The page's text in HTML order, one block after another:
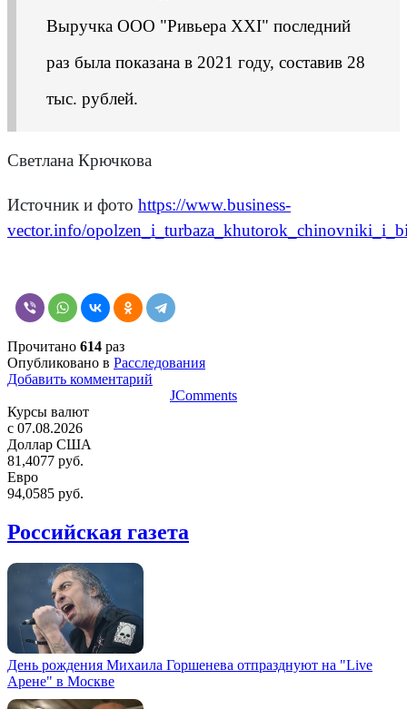
Выручка ООО "Ривьера XXI" последний
раз была показана в 2021 году, составив 28
тыс. рублей.
Светлана Крючкова
Источник и фото https://www.business-
vector.info/
Прочитано 614 раз
Опубликовано в Расследования
Добавить комментарий
JComments
Курсы валют
c 07.08.2026
Доллар США
81,4077 руб.
Евро
94,0585 руб.
Российская газета
День рождения Михаила Горшенева отпразднуют на "Live
Арене" в Москве